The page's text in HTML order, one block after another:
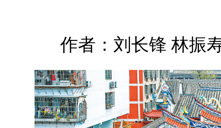
作者：刘长锋 林振